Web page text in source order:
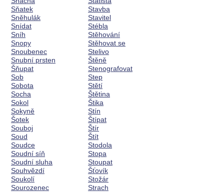
Sňatek
Sněhulák
Snídat
Sníh
Snopy
Snoubenec
Snubní prsten
Šňupat
Sob
Sobota
Socha
Sokol
Sokyně
Šotek
Souboj
Soud
Soudce
Soudní síň
Soudní sluha
Souhvězdí
Soukolí
Sourozenec
Stavba
Stavitel
Stébla
Stěhování
Stěhovat se
Stelivo
Štěně
Stenografovat
Step
Stětí
Štětina
Štika
Stín
Štípat
Štír
Štít
Stodola
Stopa
Stoupat
Šťovík
Stožár
Strach